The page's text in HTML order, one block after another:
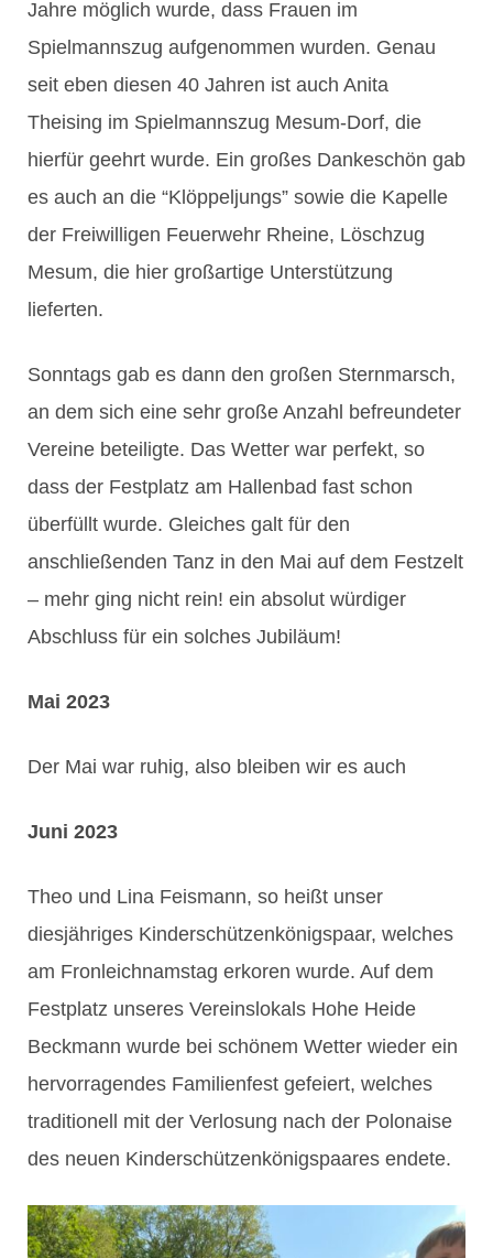
Jahre möglich wurde, dass Frauen im
Spielmannszug aufgenommen wurden. Genau
seit eben diesen 40 Jahren ist auch Anita
Theising im Spielmannszug Mesum-Dorf, die
hierfür geehrt wurde. Ein großes Dankeschön gab
es auch an die “Klöppeljungs” sowie die Kapelle
der Freiwilligen Feuerwehr Rheine, Löschzug
Mesum, die hier großartige Unterstützung
lieferten.
Sonntags gab es dann den großen Sternmarsch,
an dem sich eine sehr große Anzahl befreundeter
Vereine beteiligte. Das Wetter war perfekt, so
dass der Festplatz am Hallenbad fast schon
überfüllt wurde. Gleiches galt für den
anschließenden Tanz in den Mai auf dem Festzelt
– mehr ging nicht rein! ein absolut würdiger
Abschluss für ein solches Jubiläum!
Mai 2023
Der Mai war ruhig, also bleiben wir es auch
Juni 2023
Theo und Lina Feismann, so heißt unser
diesjähriges Kinderschützenkönigspaar, welches
am Fronleichnamstag erkoren wurde. Auf dem
Festplatz unseres Vereinslokals Hohe Heide
Beckmann wurde bei schönem Wetter wieder ein
hervorragendes Familienfest gefeiert, welches
traditionell mit der Verlosung nach der Polonaise
des neuen Kinderschützenkönigspaares endete.